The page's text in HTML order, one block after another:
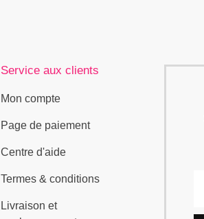
Service aux clients
Mon compte
Page de paiement
Centre d'aide
Termes & conditions
Livraison et